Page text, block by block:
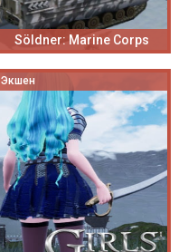
Söldner: Marine Corps
Экшен